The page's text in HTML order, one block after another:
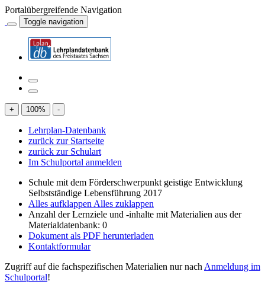
Portalübergreifende Navigation
Toggle navigation
+ 100% -
Lehrplan-Datenbank
zurück zur Startseite
zurück zur Schulart
Im Schulportal anmelden
Schule mit dem Förderschwerpunkt geistige Entwicklung
Selbstständige Lebensführung 2017
Alles aufklappen Alles zuklappen
Anzahl der Lernziele und -inhalte mit Materialien aus der
Materialdatenbank: 0
Dokument als PDF herunterladen
Kontaktformular
Zugriff auf die fachspezifischen Materialien nur nach Anmeldung im
Schulportal!